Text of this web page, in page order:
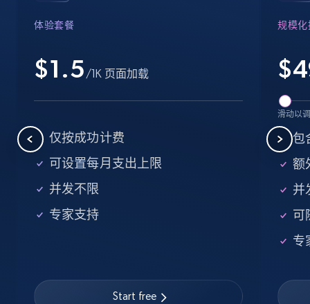
Searching data by keyword
Name, URL, ID, Cb rank, Region, About,
Industries, Operating status, and more.
URL, Job posting id, Job title, Company name,
体验套餐
$1.5 /1K 页面加载
仅按成功计费
可设置每月支出上限
并发不限
专家支持
Start free
规模化
$
滑动以
包
额
并
可
专